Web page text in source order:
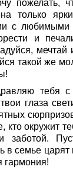
пожелать,
только
с любимыми
и
такой же
тебя
глаза
кто окружит
заботой.
семье царят
гармония!